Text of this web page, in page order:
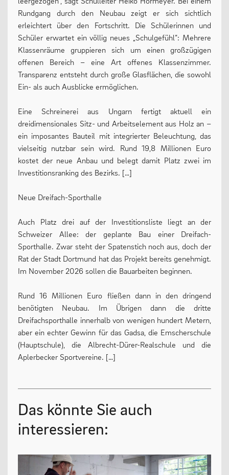
Rundgang durch den Neubau zeigt er sich sichtlich
erleichtert über den Fortschritt. Die Schülerinnen und
Schüler erwartet ein völlig neues „Schulgefühl“: Mehrere
Klassenräume gruppieren sich um einen großzügigen
offenen Bereich – eine Art offenes Klassenzimmer.
Transparenz entsteht durch große Glasflächen, die sowohl
Ein- als auch Ausblicke ermöglichen.
Eine Schreinerei aus Ungarn fertigt aktuell ein
dreidimensionales Sitz- und Arbeitselement aus Holz an –
ein imposantes Bauteil mit integrierter Beleuchtung, das
vielseitig nutzbar sein wird. Rund 19,8 Millionen Euro
kostet der neue Anbau und belegt damit Platz zwei im
Investitionsranking des Bezirks. […]
Neue Dreifach-Sporthalle
Auch Platz drei auf der Investitionsliste liegt an der
Schweizer Allee: der geplante Bau einer Dreifach-
Sporthalle. Zwar steht der Spatenstich noch aus, doch der
Rat der Stadt Dortmund hat das Projekt bereits genehmigt.
Im November 2026 sollen die Bauarbeiten beginnen.
Rund 16 Millionen Euro fließen dann in den dringend
benötigten Neubau. Im Übrigen dann die dritte
Dreifachsporthalle innerhalb von wenigen hundert Metern,
aber ein echter Gewinn für das Gadsa, die Emscherschule
(Hauptschule), die Albrecht-Dürer-Realschule und die
Aplerbecker Sportvereine. […]
Das könnte Sie auch
interessieren: